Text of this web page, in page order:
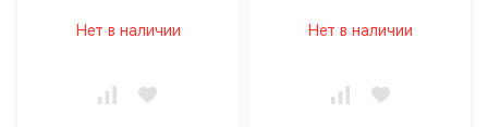
Нет в наличии Нет в наличии